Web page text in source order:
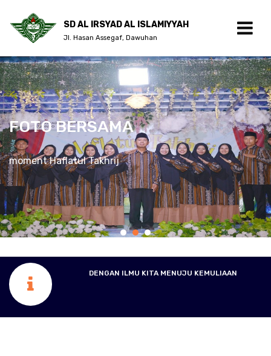
SD AL IRSYAD AL ISLAMIYYAH
Jl. Hasan Assegaf, Dawuhan
FOTO BERSAMA
moment Haflatul Takhrij
DENGAN ILMU KITA MENUJU KEMULIAAN